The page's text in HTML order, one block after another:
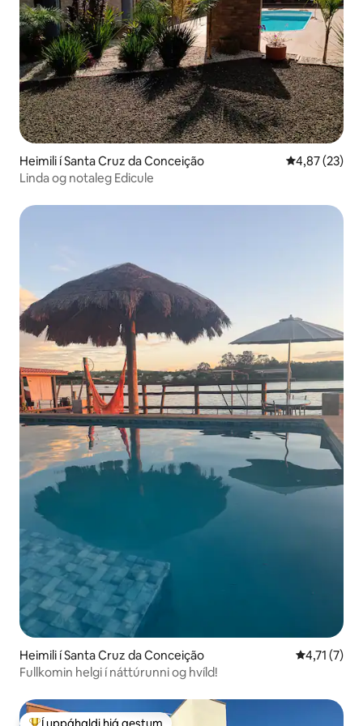
Heimili í Santa Cruz da Conceição 4,87 af 5 í
4,87 (23)
Linda og notaleg Edicule
Heimili í Santa Cruz da Conceição 4,71 af 5 í
4,71 (7)
Fullkomin helgi í náttúrunni og hvíld!